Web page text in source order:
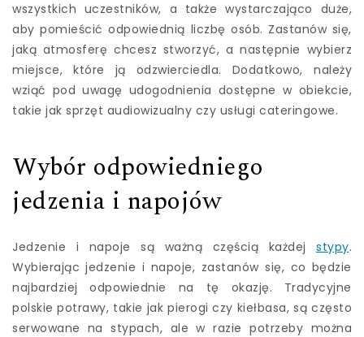
wszystkich uczestników, a także wystarczająco duże,
aby pomieścić odpowiednią liczbę osób. Zastanów się,
jaką atmosferę chcesz stworzyć, a następnie wybierz
miejsce, które ją odzwierciedla. Dodatkowo, należy
wziąć pod uwagę udogodnienia dostępne w obiekcie,
takie jak sprzęt audiowizualny czy usługi cateringowe.
Wybór odpowiedniego
jedzenia i napojów
Jedzenie i napoje są ważną częścią każdej stypy.
Wybierając jedzenie i napoje, zastanów się, co będzie
najbardziej odpowiednie na tę okazję. Tradycyjne
polskie potrawy, takie jak pierogi czy kiełbasa, są często
serwowane na stypach, ale w razie potrzeby można